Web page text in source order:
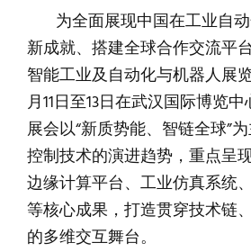
为全面展现中国在工业自
新成就、搭建全球合作交流平
智能工业及自动化与机器人展
月11日至13日在武汉国际博览
展会以“新质势能、智链全球”
控制技术的演进趋势，重点呈
边缘计算平台、工业仿真系统
等核心成果，打造贯穿技术链
的多维交互舞台。